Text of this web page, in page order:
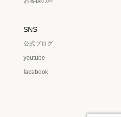
SNS
公式ブログ
youtube
facebook